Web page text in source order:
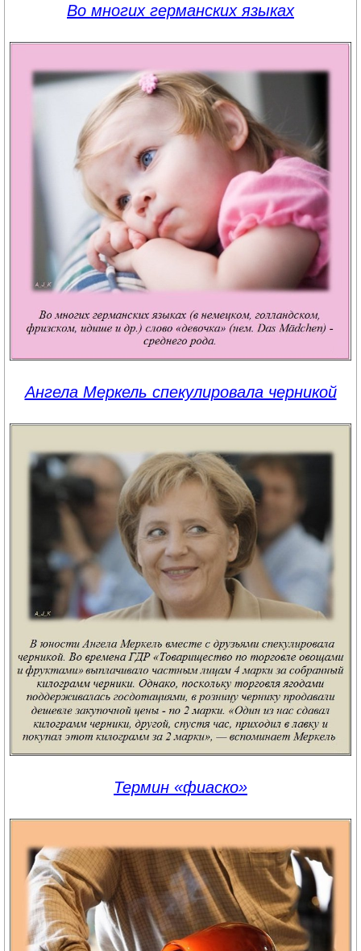
Во многих германских языках
Ангела Меркель спекулировала черникой
Термин «фиаско»